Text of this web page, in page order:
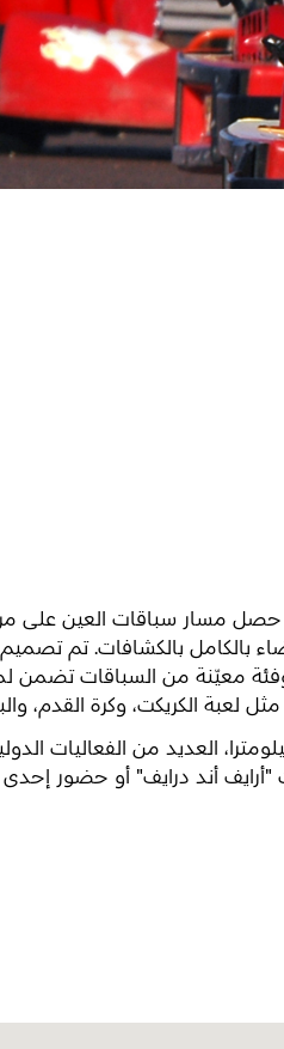
حصل مسار سباقات العين على
بالكامل بالكشافات. تم
من السباقات تضمن
الكريكت، وكرة القدم،
مسار سباقات العين، الذي يعتبر أكبر حلبة كارتنج في المنطقة العربية بمسار سباقات يبلغ
أند درايف" أو حضور إحدى